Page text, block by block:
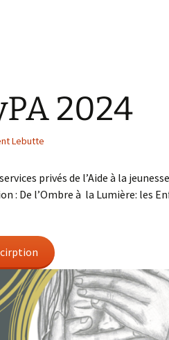
2024
Lebutte
privés de l’Aide à la jeunesse
: De l’Ombre à la Lumière: les